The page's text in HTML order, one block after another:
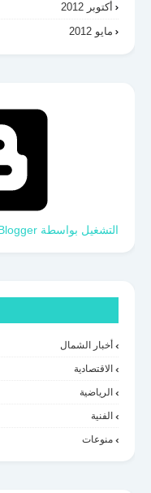
أكتوبر 2012
مايو 2012
التشغيل بواسطة Blogger
أخبار الشمال
الاقتصادية
الرياضية
الفنية
منوعات